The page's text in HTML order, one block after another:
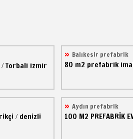
Torbali izmir
Balıkesir prefabrik
80 m2 prefabrik
/ denizli
Aydın prefabrik
100 M2 PREFABRİK